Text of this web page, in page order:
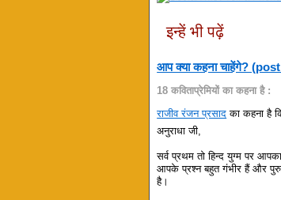
इन्हें भी पढ़ें
आप क्या कहना चाहेंगे?
18 कविताप्रेमियों का कहना है :
राजीव रंजन प्रसाद का कहना है
अनुराधा जी,
सर्व प्रथम तो हिन्द युग्म पर
आपके प्रश्न बहुत गंभीर हैं और
है।